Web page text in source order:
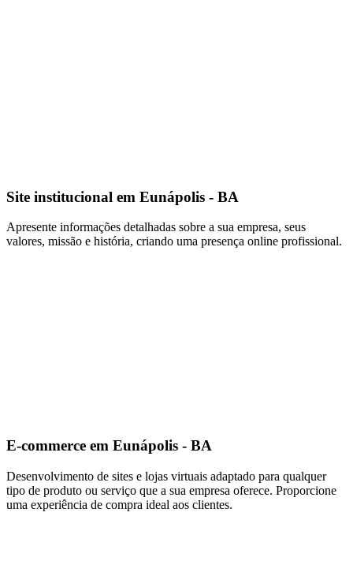
Site institucional em Eunápolis - BA
Apresente informações detalhadas sobre a sua empresa, seus
valores, missão e história, criando uma presença online profissional.
E-commerce em Eunápolis - BA
Desenvolvimento de sites e lojas virtuais adaptado para qualquer
tipo de produto ou serviço que a sua empresa oferece. Proporcione
uma experiência de compra ideal aos clientes.